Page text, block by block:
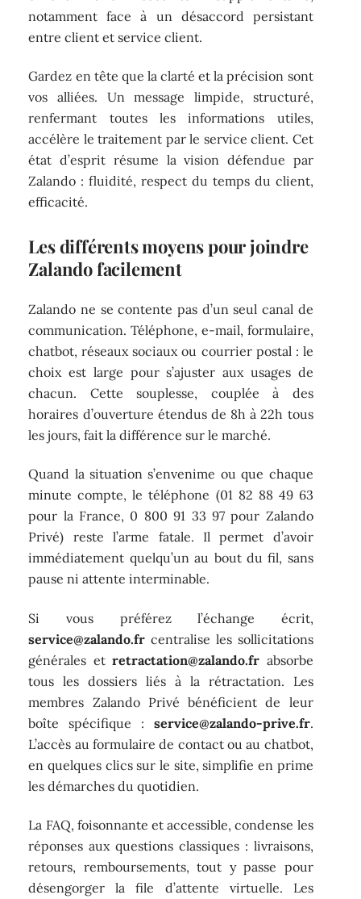
notamment face à un désaccord persistant
entre client et service client.
Gardez en tête que la clarté et la précision sont
vos alliées. Un message limpide, structuré,
renfermant toutes les informations utiles,
accélère le traitement par le service client. Cet
état d’esprit résume la vision défendue par
Zalando : fluidité, respect du temps du client,
efficacité.
Les différents moyens pour joindre
Zalando facilement
Zalando ne se contente pas d’un seul canal de
communication. Téléphone, e-mail, formulaire,
chatbot, réseaux sociaux ou courrier postal : le
choix est large pour s’ajuster aux usages de
chacun. Cette souplesse, couplée à des
horaires d’ouverture étendus de 8h à 22h tous
les jours, fait la différence sur le marché.
Quand la situation s’envenime ou que chaque
minute compte, le téléphone (01 82 88 49 63
pour la France, 0 800 91 33 97 pour Zalando
Privé) reste l’arme fatale. Il permet d’avoir
immédiatement quelqu’un au bout du fil, sans
pause ni attente interminable.
Si vous préférez l’échange écrit,
service@zalando.fr centralise les sollicitations
générales etretractation@zalando.fr absorbe
tous les dossiers liés à la rétractation. Les
membres Zalando Privé bénéficient de leur
boîte spécifique : service@zalando-prive.fr.
L’accès au formulaire de contact ou au chatbot,
en quelques clics sur le site, simplifie en prime
les démarches du quotidien.
La FAQ, foisonnante et accessible, condense les
réponses aux questions classiques : livraisons,
retours, remboursements, tout y passe pour
désengorger la file d’attente virtuelle. Les